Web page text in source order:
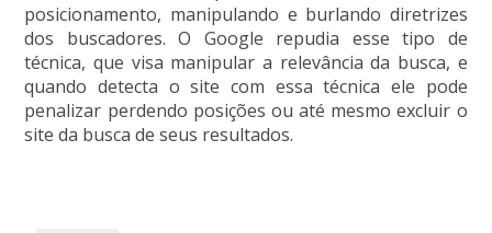
posicionamento, manipulando e burlando diretrizes
dos buscadores. O Google repudia esse tipo de
técnica, que visa manipular a relevância da busca, e
quando detecta o site com essa técnica ele pode
penalizar perdendo posições ou até mesmo excluir o
site da busca de seus resultados.